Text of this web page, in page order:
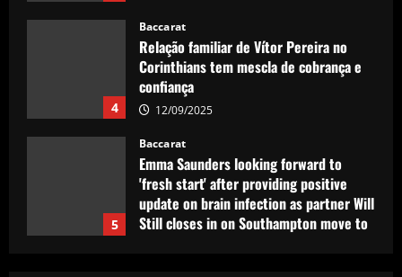
4
Baccarat
Relação familiar de Vítor Pereira no
Corinthians tem mescla de cobrança e
confiança
12/09/2025
5
Baccarat
Emma Saunders looking forward to
'fresh start' after providing positive
update on brain infection as partner Will
Still closes in on Southampton move to